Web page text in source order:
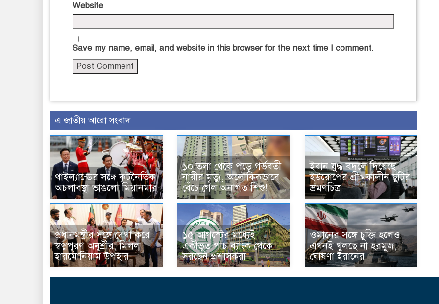
Website
Save my name, email, and website in this browser for the next time I comment.
এ জাতীয় আরো সংবাদ
থাইল্যান্ডের সঙ্গে কূটনৈতিক
অচলাবস্থা ভাঙলো মিয়ানমার
১০ তলা থেকে পড়ে গর্ভবতী
নারীর মৃত্যু, অলৌকিকভাবে
বেঁচে গেল অনাগত শিশু!
ইরান যুদ্ধ বদলে দিয়েছে
ইউরোপের গ্রীষ্মকালীন ছুটির
ভ্রমণচিত্র
প্রধানমন্ত্রীর সঙ্গে দেখা করে
স্বপ্নপূরণ অনুশ্রীর, মিলল
হারমোনিয়াম উপহার
১৫ আগস্টের মধ্যেই
একীভূত পাঁচ ব্যাংক থেকে
সরছেন প্রশাসকরা
ওমানের সঙ্গে চুক্তি হলেও
এখনই খুলছে না হরমুজ,
ঘোষণা ইরানের